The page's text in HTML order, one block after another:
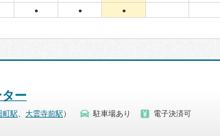
● ● ●
ー
町駅 大雲寺前駅 ） 駐車場あり
電子決済可